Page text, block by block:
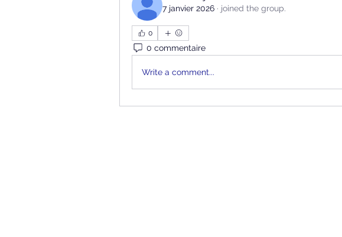
7 janvier 2026 · joined the group.
0
0 commentaire
Write a comment...